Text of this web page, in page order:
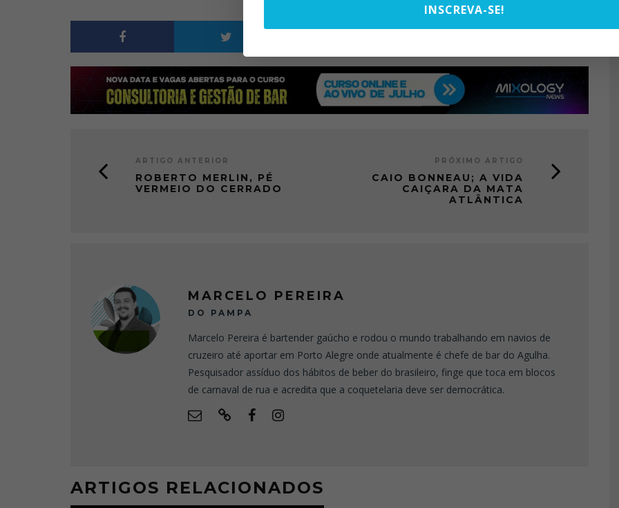
ARTIGO ANTERIOR
ROBERTO MERLIN, PÉ
VERMEIO DO CERRADO
PRÓXIMO ARTIGO
CAIO BONNEAU; A VIDA
CAIÇARA DA MATA
ATLÂNTICA
MARCELO PEREIRA
DO PAMPA
Marcelo Pereira é bartender gaúcho e rodou o mundo trabalhando em navios de
cruzeiro até aportar em Porto Alegre onde atualmente é chefe de bar do Agulha.
Pesquisador assíduo dos hábitos de beber do brasileiro, finge que toca em blocos
de carnaval de rua e acredita que a coquetelaria deve ser democrática.
ARTIGOS RELACIONADOS
INSCREVA-SE!